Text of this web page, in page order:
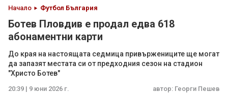
Начало Футбол България
Ботев Пловдив е продал едва 618
абонаментни карти
До края на настоящата седмица привържениците ще могат
да запазят местата си от предходния сезон на стадион
"Христо Ботев"
20:39 | 9 юни 2026 г. автор: Георги Пешев